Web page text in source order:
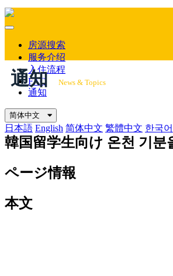
Mobile
房源搜索
服务介绍
入住流程
FAQ
通知
简体中文
日本語 English 简体中文 繁體中文 한국어
通知 News & Topics
韓国留学生向け 온천 기분
ページ情報
本文